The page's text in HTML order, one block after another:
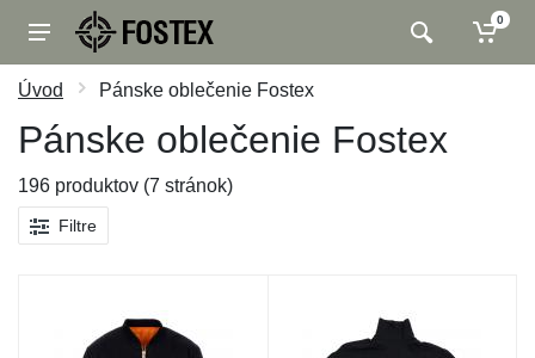
0
Úvod Pánske oblečenie Fostex
Pánske oblečenie Fostex
196 produktov (7 stránok)
Filtre